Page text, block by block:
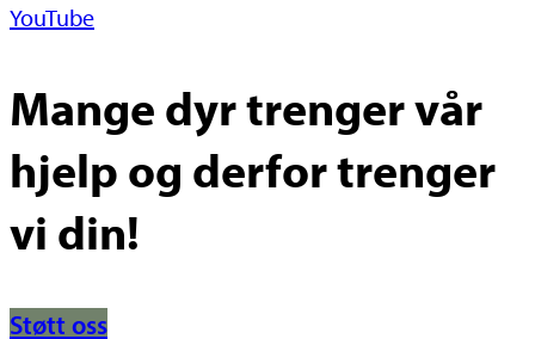
YouTube
Mange dyr trenger vår
hjelp og derfor trenger
vi din!
Støtt oss